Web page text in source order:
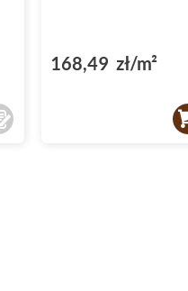
168,49 zł/m²